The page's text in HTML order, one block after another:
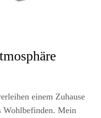
einem Zuhause
Wohlbefinden. Mein